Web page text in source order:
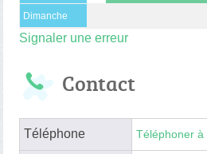
Dimanche
Signaler une erreur
Contact
Téléphone Téléphoner à